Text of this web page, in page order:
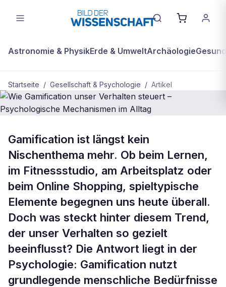
Astronomie & PhysikErde & UmweltArchäologie
Startseite / Gesellschaft & Psychologie / Artikel
Wie Gamification unser Verhalten
steuert – Psychologische
Mechanismen im Alltag
Gamification ist längst kein
Nischenthema mehr. Ob beim Lernen,
im Fitnessstudio, am Arbeitsplatz oder
beim Online Shopping, spieltypische
Elemente begegnen uns heute überall.
Doch was steckt hinter diesem Trend,
der unser Verhalten so gezielt
beeinflusst? Die Antwort liegt in der
Psychologie: Gamification nutzt
grundlegende menschliche Bedürfnisse